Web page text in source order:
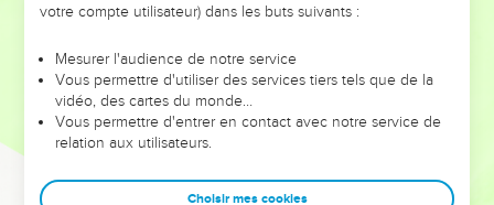
leur foi ou leur vision. Mais on voit moins les doutes, les erreurs
et les saisons difficiles qu'ils ont traversés, alors même que ce
sont elles qui les ont façonnés.
Dans cette conférence, leaders, entrepreneurs, et responsables
clés pour avancer avec plus de sagesse afin que leurs erreurs
votre compte utilisateur) dans les buts suivants :
Mesurer l'audience de notre service
Vous permettre d'utiliser des services tiers tels que de la
vidéo, des cartes du monde…
Vous permettre d'entrer en contact avec notre service de
relation aux utilisateurs.
Choisir mes cookies